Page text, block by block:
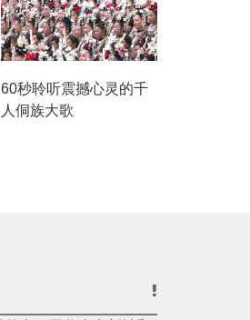
60秒聆听震撼心灵的千
人侗族大歌